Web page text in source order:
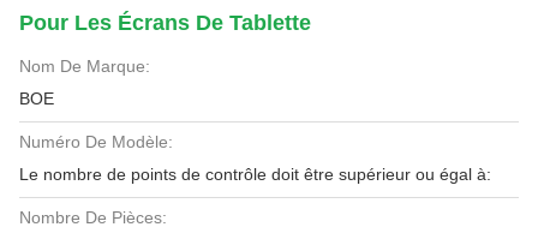
Pour Les Écrans De Tablette
Nom De Marque:
BOE
Numéro De Modèle:
Le nombre de points de contrôle doit être supérieur ou égal à:
Nombre De Pièces: